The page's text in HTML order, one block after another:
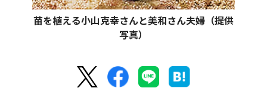
苗を植える小山克幸さんと美和さん夫婦（提供
写真）